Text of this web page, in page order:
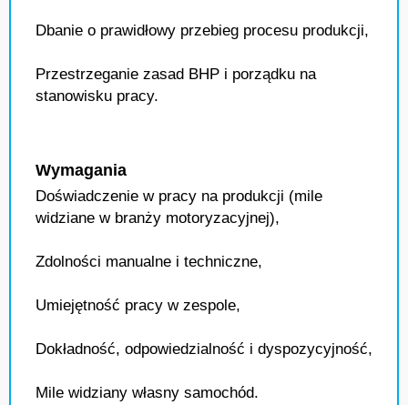
Dbanie o prawidłowy przebieg procesu produkcji,
Przestrzeganie zasad BHP i porządku na
stanowisku pracy.
Wymagania
Doświadczenie w pracy na produkcji (mile
widziane w branży motoryzacyjnej),
Zdolności manualne i techniczne,
Umiejętność pracy w zespole,
Dokładność, odpowiedzialność i dyspozycyjność,
Mile widziany własny samochód.